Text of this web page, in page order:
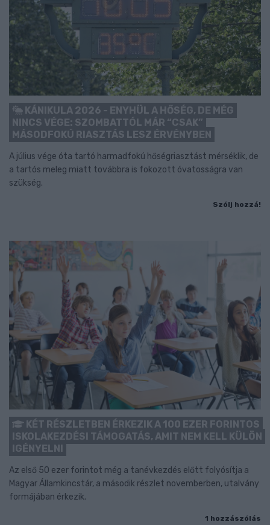
KÁNIKULA 2026 - ENYHÜL A HŐSÉG, DE MÉG
NINCS VÉGE: SZOMBATTÓL MÁR “CSAK”
MÁSODFOKÚ RIASZTÁS LESZ ÉRVÉNYBEN
A július vége óta tartó harmadfokú hőségriasztást mérséklik, de
a tartós meleg miatt továbbra is fokozott óvatosságra van
szükség.
Szólj hozzá!
KÉT RÉSZLETBEN ÉRKEZIK A 100 EZER FORINTOS
ISKOLAKEZDÉSI TÁMOGATÁS, AMIT NEM KELL KÜLÖN
IGÉNYELNI
Az első 50 ezer forintot még a tanévkezdés előtt folyósítja a
Magyar Államkincstár, a második részlet novemberben, utalvány
formájában érkezik.
1 hozzászólás